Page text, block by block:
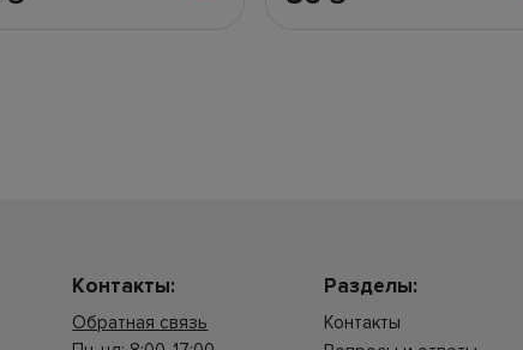
Контакты:
Обратная связь
Разделы:
Контакты